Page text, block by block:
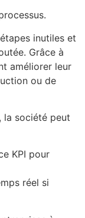
inutiles et
Grâce à
améliorer leur
ou de
la société peut
KPI pour
réel si